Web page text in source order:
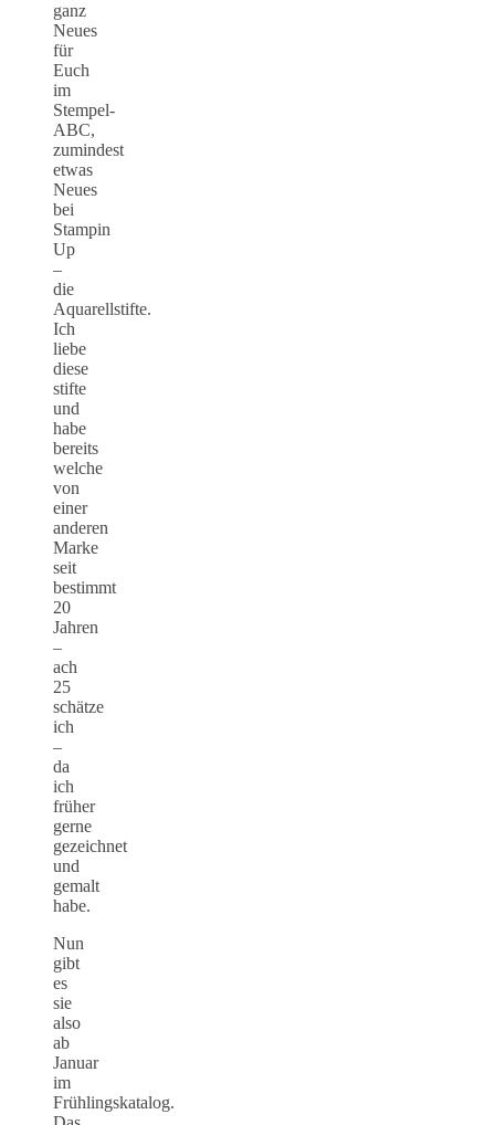
ganz
Neues
für
Euch
im
Stempel-
ABC,
zumindest
etwas
Neues
bei
Stampin
Up
–
die
Aquarellstifte.
Ich
liebe
diese
stifte
und
habe
bereits
welche
von
einer
anderen
Marke
seit
bestimmt
20
Jahren
–
ach
25
schätze
ich
–
da
ich
früher
gerne
gezeichnet
und
gemalt
habe.
Nun
gibt
es
sie
also
ab
Januar
im
Frühlingskatalog.